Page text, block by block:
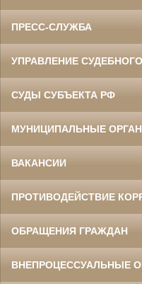
ПРЕСС-СЛУЖБА
УПРАВЛЕНИЕ
СУДЫ СУБЪЕКТА РФ
МУНИЦИПАЛЬНЫЕ
ВАКАНСИИ
ПРОТИВОДЕЙСТВИЕ
ОБРАЩЕНИЯ ГРАЖДАН
ВНЕПРОЦЕССУАЛЬНЫЕ